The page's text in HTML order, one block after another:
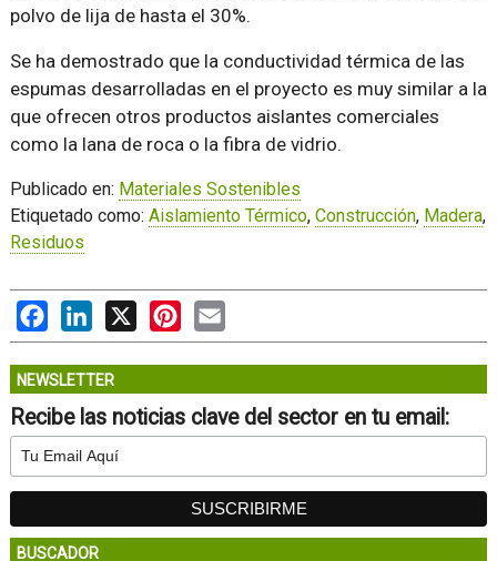
polvo de lija de hasta el 30%.
Se ha demostrado que la conductividad térmica de las
espumas desarrolladas en el proyecto es muy similar a la
que ofrecen otros productos aislantes comerciales
como la lana de roca o la fibra de vidrio.
Publicado en: Materiales Sostenibles
Etiquetado como: Aislamiento Térmico, Construcción, Madera,
Residuos
FacebookLinkedIn
X PinterestEmail
NEWSLETTER
Recibe las noticias clave del sector en tu email:
BUSCADOR